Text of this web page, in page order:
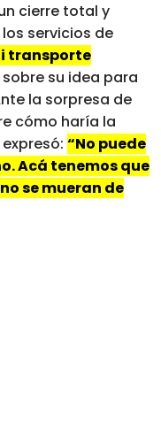
cierre total y
servicios de
transporte
su idea para
la sorpresa de
cómo haría la
“No puede
Acá tenemos que
se mueran de